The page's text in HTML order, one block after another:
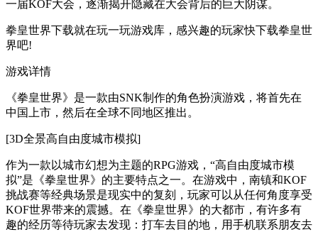
一届KOF大会，逐渐揭开隐藏在大会背后的巨大阴谋。
拳皇世界下载就在玩一玩游戏库，感兴趣的玩家快下载拳皇世
界吧!
游戏详情
《拳皇世界》是一款由SNK制作的角色扮演游戏，将首先在
中国上市，然后在全球不同地区推出。
[3D全景高自由度城市模拟]
作为一款以城市幻想为主题的RPG游戏，“高自由度城市模
拟”是《拳皇世界》的主要特点之一。在游戏中，南镇和KOF
挑战赛等经典场景是现实中的复刻，玩家可以从任何角度享受
KOF世界带来的震撼。在《拳皇世界》的大都市，有许多有
趣的经历等待玩家去发现：打车去目的地，用手机联系朋友去